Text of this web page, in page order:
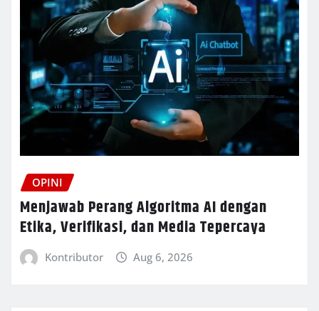
OPINI
Menjawab Perang Algoritma AI dengan
Etika, Verifikasi, dan Media Tepercaya
Kontributor Aug 6, 2026